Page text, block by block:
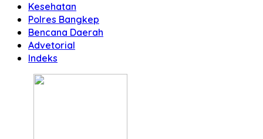
Kesehatan
Polres Bangkep
Bencana Daerah
Advetorial
Indeks